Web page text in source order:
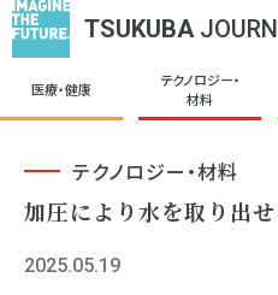
TSUKUBA
医療・健康
テクノロジー・
材料
テクノロジー・材料
加圧により水を取り出
2025.05.19